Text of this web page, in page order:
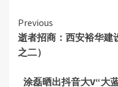
Continue
Reading
Previous
逝者招商：西安裕华建
之二）
涂磊晒出抖音大V“大